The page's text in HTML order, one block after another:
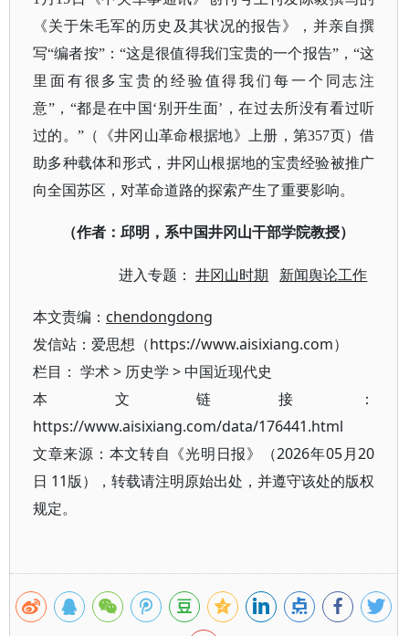
《关于朱毛军的历史及其状况的报告》，并亲自撰
写“编者按”：“这是很值得我们宝贵的一个报告”，“这
里面有很多宝贵的经验值得我们每一个同志注
意”，“都是在中国‘别开生面’，在过去所没有看过听
过的。”（《井冈山革命根据地》上册，第357页）借
助多种载体和形式，井冈山根据地的宝贵经验被推广
向全国苏区，对革命道路的探索产生了重要影响。
（作者：邱明，系中国井冈山干部学院教授）
进入专题：井冈山时期 新闻舆论工作
本文责编： chendongdong
发信站：爱思想（https://www.aisixiang.com）
栏目： 学术> 历史学 >中国近现代史
本文链接：
https://www.aisixiang.com/data/176441.html
文章来源：本文转自《光明日报》（2026年05月20
日 11版），转载请注明原始出处，并遵守该处的版权
规定。